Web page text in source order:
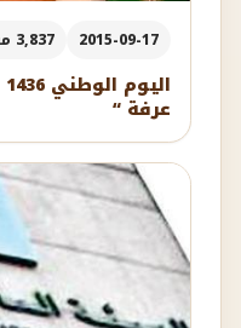
2015-09-17 3,837 مشاهدة
عرفة “